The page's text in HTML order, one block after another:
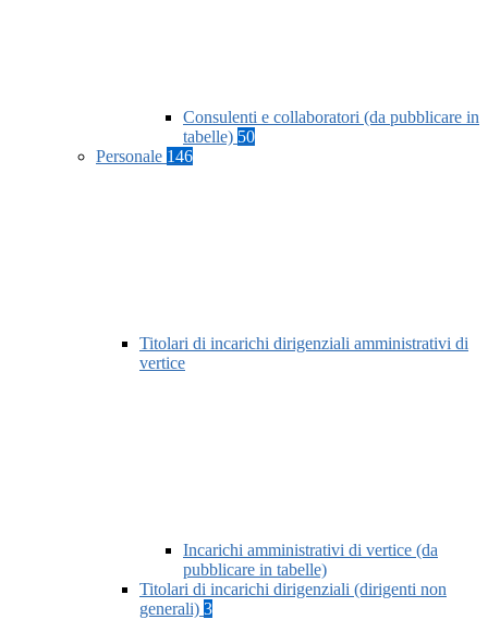
Consulenti e collaboratori (da pubblicare in
tabelle) 50
Personale 146
Titolari di incarichi dirigenziali amministrativi di
vertice
Incarichi amministrativi di vertice (da
pubblicare in tabelle)
Titolari di incarichi dirigenziali (dirigenti non
generali) 3